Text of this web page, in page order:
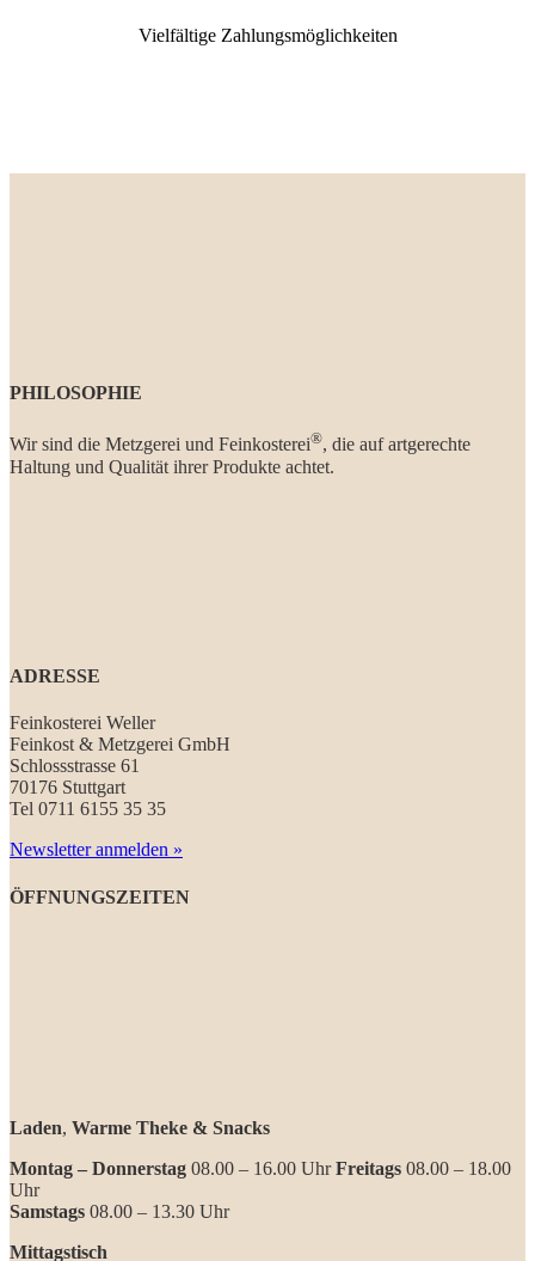
Vielfältige Zahlungsmöglichkeiten
PHILOSOPHIE
Wir sind die Metzgerei und Feinkosterei®, die auf artgerechte
Haltung und Qualität ihrer Produkte achtet.
ADRESSE
Feinkosterei Weller
Feinkost & Metzgerei GmbH
Schlossstrasse 61
70176 Stuttgart
Tel 0711 6155 35 35
Newsletter anmelden »
ÖFFNUNGSZEITEN
Laden, Warme Theke & Snacks
Montag – Donnerstag 08.00 – 16.00 UhrFreitags 08.00 – 18.00
Uhr
Samstags 08.00 – 13.30 Uhr
Mittagstisch